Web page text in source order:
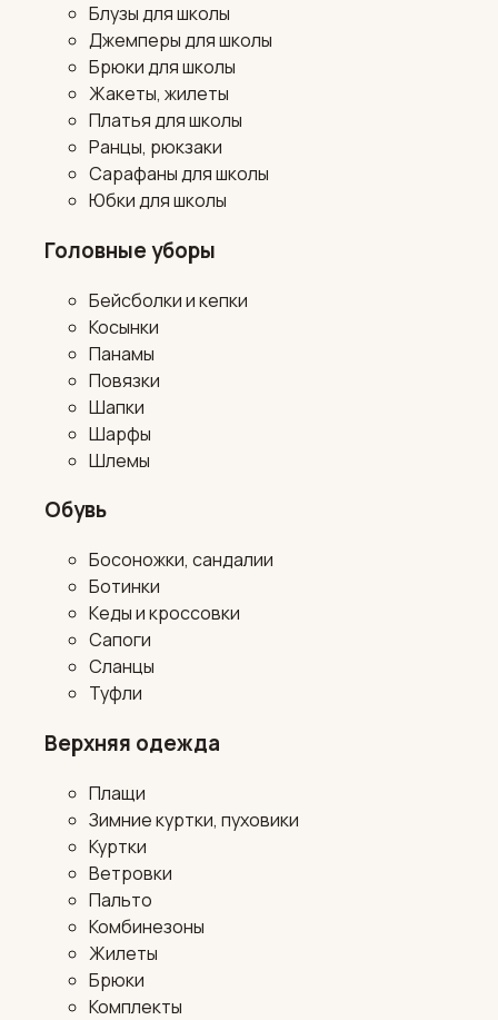
Блузы для школы
Джемперы для школы
Брюки для школы
Жакеты, жилеты
Платья для школы
Ранцы, рюкзаки
Сарафаны для школы
Юбки для школы
Головные уборы
Бейсболки и кепки
Косынки
Панамы
Повязки
Шапки
Шарфы
Шлемы
Обувь
Босоножки, сандалии
Ботинки
Кеды и кроссовки
Сапоги
Сланцы
Туфли
Верхняя одежда
Плащи
Зимние куртки, пуховики
Куртки
Ветровки
Пальто
Комбинезоны
Жилеты
Брюки
Комплекты